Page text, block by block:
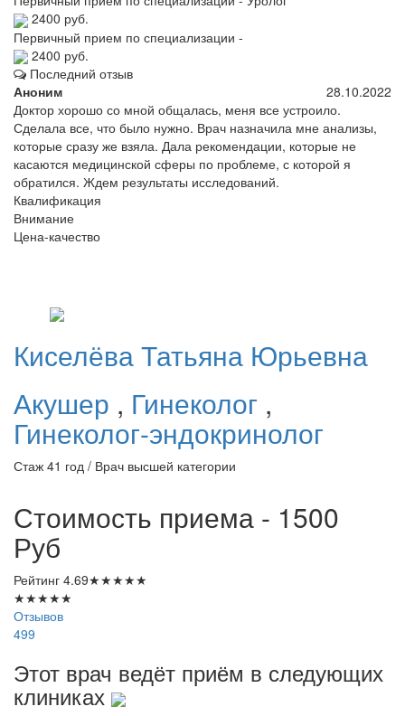
2400 руб.
Первичный прием по специализации -
2400 руб.
Последний отзыв
Аноним
28.10.2022
Доктор хорошо со мной общалась, меня все устроило.
Сделала все, что было нужно. Врач назначила мне анализы,
которые сразу же взяла. Дала рекомендации, которые не
касаются медицинской сферы по проблеме, с которой я
обратился. Ждем результаты исследований.
Квалификация
Внимание
Цена-качество
КиселёваТатьяна Юрьевна
Акушер , Гинеколог ,
Гинеколог-эндокринолог
Стаж 41 год / Врач высшей категории
Стоимость приема - 1500
Руб
Рейтинг 4.69★★★★★
★★★★★
Отзывов
499
Этот врач ведёт приём в следующих
клиниках